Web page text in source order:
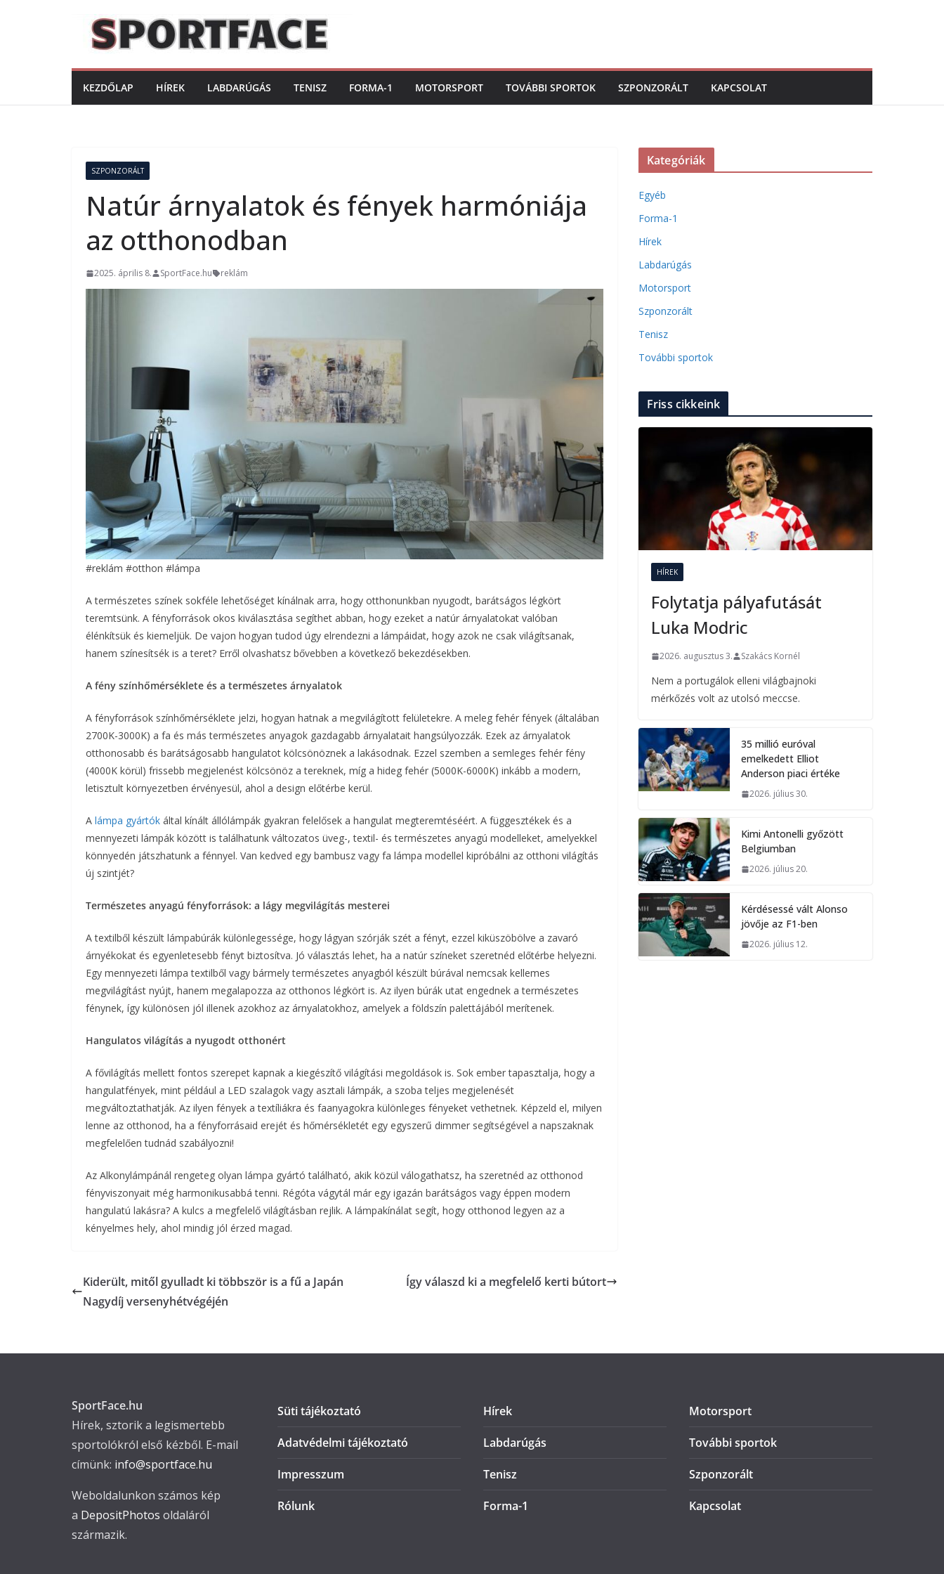
KEZDŐLAP HÍREK LABDARÚGÁS TENISZ FORMA-1 MOTORSPORT TOVÁBBI SPORTOK SZPONZORÁLT KAPCSOLAT
SZPONZORÁLT
Natúr árnyalatok és fények harmóniája
az otthonodban
2025. április 8. SportFace.hu reklám
#reklám #otthon #lámpa
A természetes színek sokféle lehetőséget kínálnak arra, hogy otthonunkban nyugodt, barátságos légkört
teremtsünk. A fényforrások okos kiválasztása segíthet abban, hogy ezeket a natúr árnyalatokat valóban
élénkítsük és kiemeljük. De vajon hogyan tudod úgy elrendezni a lámpáidat, hogy azok ne csak világítsanak,
hanem színesítsék is a teret? Erről olvashatsz bővebben a következő bekezdésekben.
A fény színhőmérséklete és a természetes árnyalatok
A fényforrások színhőmérséklete jelzi, hogyan hatnak a megvilágított felületekre. A meleg fehér fények (általában
2700K-3000K) a fa és más természetes anyagok gazdagabb árnyalatait hangsúlyozzák. Ezek az árnyalatok
otthonosabb és barátságosabb hangulatot kölcsönöznek a lakásodnak. Ezzel szemben a semleges fehér fény
(4000K körül) frissebb megjelenést kölcsönöz a tereknek, míg a hideg fehér (5000K-6000K) inkább a modern,
letisztult környezetben érvényesül, ahol a design előtérbe kerül.
A lámpa gyártók által kínált állólámpák gyakran felelősek a hangulat megteremtéséért. A függesztékek és a
mennyezeti lámpák között is találhatunk változatos üveg-, textil- és természetes anyagú modelleket, amelyekkel
könnyedén játszhatunk a fénnyel. Van kedved egy bambusz vagy fa lámpa modellel kipróbálni az otthoni világítás
új szintjét?
Természetes anyagú fényforrások: a lágy megvilágítás mesterei
A textilből készült lámpabúrák különlegessége, hogy lágyan szórják szét a fényt, ezzel kiküszöbölve a zavaró
árnyékokat és egyenletesebb fényt biztosítva. Jó választás lehet, ha a natúr színeket szeretnéd előtérbe helyezni.
Egy mennyezeti lámpa textilből vagy bármely természetes anyagból készült búrával nemcsak kellemes
megvilágítást nyújt, hanem megalapozza az otthonos légkört is. Az ilyen búrák utat engednek a természetes
fénynek, így különösen jól illenek azokhoz az árnyalatokhoz, amelyek a földszín palettájából merítenek.
Hangulatos világítás a nyugodt otthonért
A fővilágítás mellett fontos szerepet kapnak a kiegészítő világítási megoldások is. Sok ember tapasztalja, hogy a
hangulatfények, mint például a LED szalagok vagy asztali lámpák, a szoba teljes megjelenését
megváltoztathatják. Az ilyen fények a textíliákra és faanyagokra különleges fényeket vethetnek. Képzeld el, milyen
lenne az otthonod, ha a fényforrásaid erejét és hőmérsékletét egy egyszerű dimmer segítségével a napszaknak
megfelelően tudnád szabályozni!
Az Alkonylámpánál rengeteg olyan lámpa gyártó található, akik közül válogathatsz, ha szeretnéd az otthonod
fényviszonyait még harmonikusabbá tenni. Régóta vágytál már egy igazán barátságos vagy éppen modern
hangulatú lakásra? A kulcs a megfelelő világításban rejlik. A lámpakínálat segít, hogy otthonod legyen az a
kényelmes hely, ahol mindig jól érzed magad.
Kiderült, mitől gyulladt ki többször is a fű a Japán
Nagydíj versenyhétvégéjén
Így válaszd ki a megfelelő kerti bútort
Kategóriák
Egyéb
Forma-1
Hírek
Labdarúgás
Motorsport
Szponzorált
Tenisz
További sportok
Friss cikkeink
HÍREK
Folytatja pályafutását
Luka Modric
2026. augusztus 3. Szakács Kornél
Nem a portugálok elleni világbajnoki
mérkőzés volt az utolsó meccse.
35 millió euróval
emelkedett Elliot
Anderson piaci értéke
2026. július 30.
Kimi Antonelli győzött
Belgiumban
2026. július 20.
Kérdésessé vált Alonso
jövője az F1-ben
2026. július 12.
SportFace.hu
Hírek, sztorik a legismertebb
sportolókról első kézből. E-mail
címünk: info@sportface.hu
Weboldalunkon számos kép
a DepositPhotos oldaláról
származik.
Süti tájékoztató
Adatvédelmi tájékoztató
Impresszum
Rólunk
Hírek
Labdarúgás
Tenisz
Forma-1
Motorsport
További sportok
Szponzorált
Kapcsolat